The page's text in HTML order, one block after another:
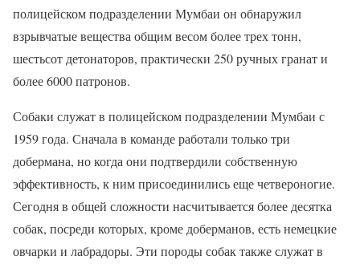
полицейском подразделении Мумбаи он обнаружил
взрывчатые вещества общим весом более трех тонн,
шестьсот детонаторов, практически 250 ручных гранат и
более 6000 патронов.
Собаки служат в полицейском подразделении Мумбаи с
1959 года. Сначала в команде работали только три
добермана, но когда они подтвердили собственную
эффективность, к ним присоединились еще четвероногие.
Сегодня в общей сложности насчитывается более десятка
собак, посреди которых, кроме доберманов, есть немецкие
овчарки и лабрадоры. Эти породы собак также служат в